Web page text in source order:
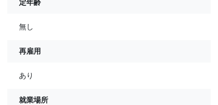
定年齢
無し
再雇用
あり
就業場所